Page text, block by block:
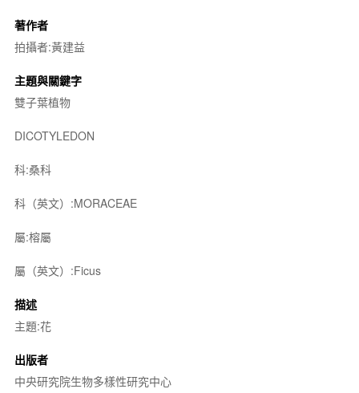
著作者
拍攝者:黃建益
主題與關鍵字
雙子葉植物
DICOTYLEDON
科:桑科
科（英文）:MORACEAE
屬:榕屬
屬（英文）:Ficus
描述
主題:花
出版者
中央研究院生物多樣性研究中心